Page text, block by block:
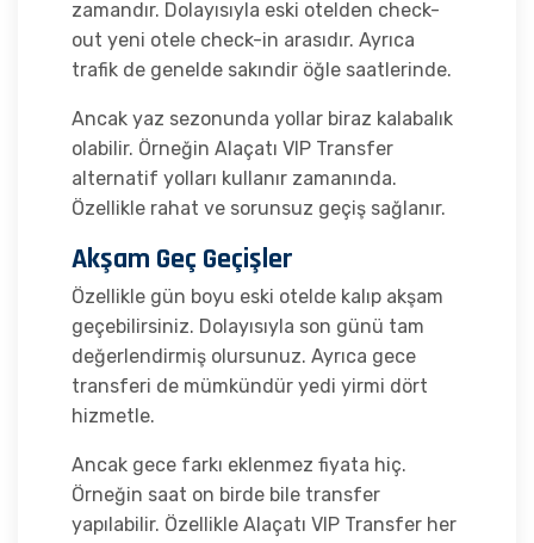
zamandır. Dolayısıyla eski otelden check-
out yeni otele check-in arasıdır. Ayrıca
trafik de genelde sakındir öğle saatlerinde.
Ancak yaz sezonunda yollar biraz kalabalık
olabilir. Örneğin Alaçatı VIP Transfer
alternatif yolları kullanır zamanında.
Özellikle rahat ve sorunsuz geçiş sağlanır.
Akşam Geç Geçişler
Özellikle gün boyu eski otelde kalıp akşam
geçebilirsiniz. Dolayısıyla son günü tam
değerlendirmiş olursunuz. Ayrıca gece
transferi de mümkündür yedi yirmi dört
hizmetle.
Ancak gece farkı eklenmez fiyata hiç.
Örneğin saat on birde bile transfer
yapılabilir. Özellikle Alaçatı VIP Transfer her